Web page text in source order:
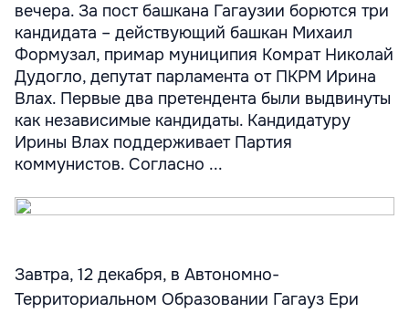
вечера. За пост башкана Гагаузии борются три
кандидата – действующий башкан Михаил
Формузал, примар муниципия Комрат Николай
Дудогло, депутат парламента от ПКРМ Ирина
Влах. Первые два претендента были выдвинуты
как независимые кандидаты. Кандидатуру
Ирины Влах поддерживает Партия
коммунистов. Согласно ...
Завтра, 12 декабря, в Автономно-
Территориальном Образовании Гагауз Ери